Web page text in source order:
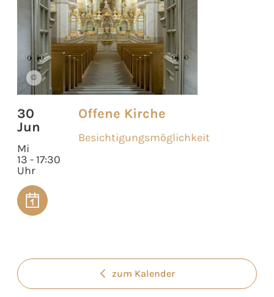
©
30
Jun
Mi
13 - 17:30
Uhr
Offene Kirche
Besichtigungsmöglichkeit
zum Kalender